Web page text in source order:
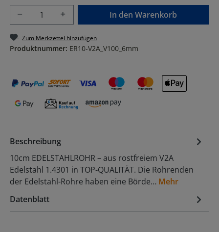
Produkt Anzahl: Gib den gewünschten
In den Warenkorb
Zum Merkzettel hinzufügen
Produktnummer: ER10-V2A_V100_6mm
Beschreibung
10cm EDELSTAHLROHR – aus rostfreiem V2A
Edelstahl 1.4301 in TOP-QUALITÄT. Die Rohrenden
der Edelstahl-Rohre haben eine Börde… Mehr
Datenblatt